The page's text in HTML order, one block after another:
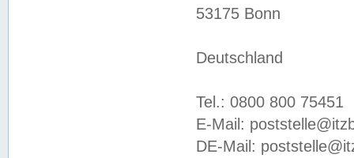
53175 Bonn
Deutschland
Tel.: 0800 800 75451
E-Mail:
DE-Mail: